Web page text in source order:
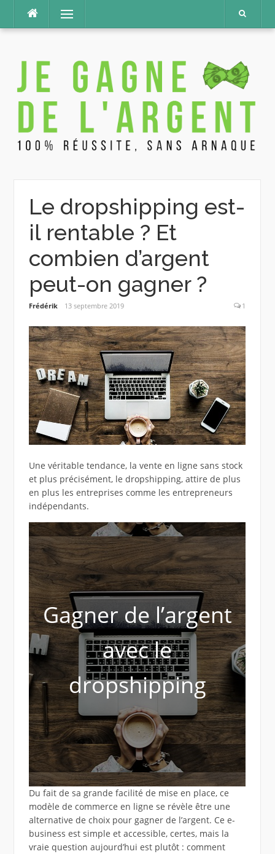
contenu
Menu
Le dropshipping est-
il rentable ? Et
combien d’argent
peut-on gagner ?
Frédérik 13 septembre 2019 1
Une véritable tendance, la vente en ligne sans stock
et plus précisément, le dropshipping, attire de plus
en plus les entreprises comme les entrepreneurs
indépendants.
Gagner de l’argent
avec le
dropshipping
Du fait de sa grande facilité de mise en place, ce
modèle de commerce en ligne se révèle être une
alternative de choix pour gagner de l’argent. Ce e-
business est simple et accessible, certes, mais la
vraie question aujourd’hui est plutôt : comment